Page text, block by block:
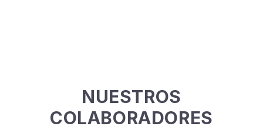
NUESTROS
COLABORADORES